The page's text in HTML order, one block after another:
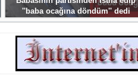
''baba ocağına döndüm'' dedi